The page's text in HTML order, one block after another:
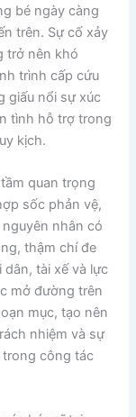
bé ngày càng
trên. Sự cố xảy
trở nên khó
trình cấp cứu
giấu nổi sự xúc
tình hỗ trợ trong
kịch.
quan trọng
sốc phản vệ,
nhân có
thậm chí đe
tài xế và lực
mở đường trên
mục, tạo nên
nhiệm và sự
công tác